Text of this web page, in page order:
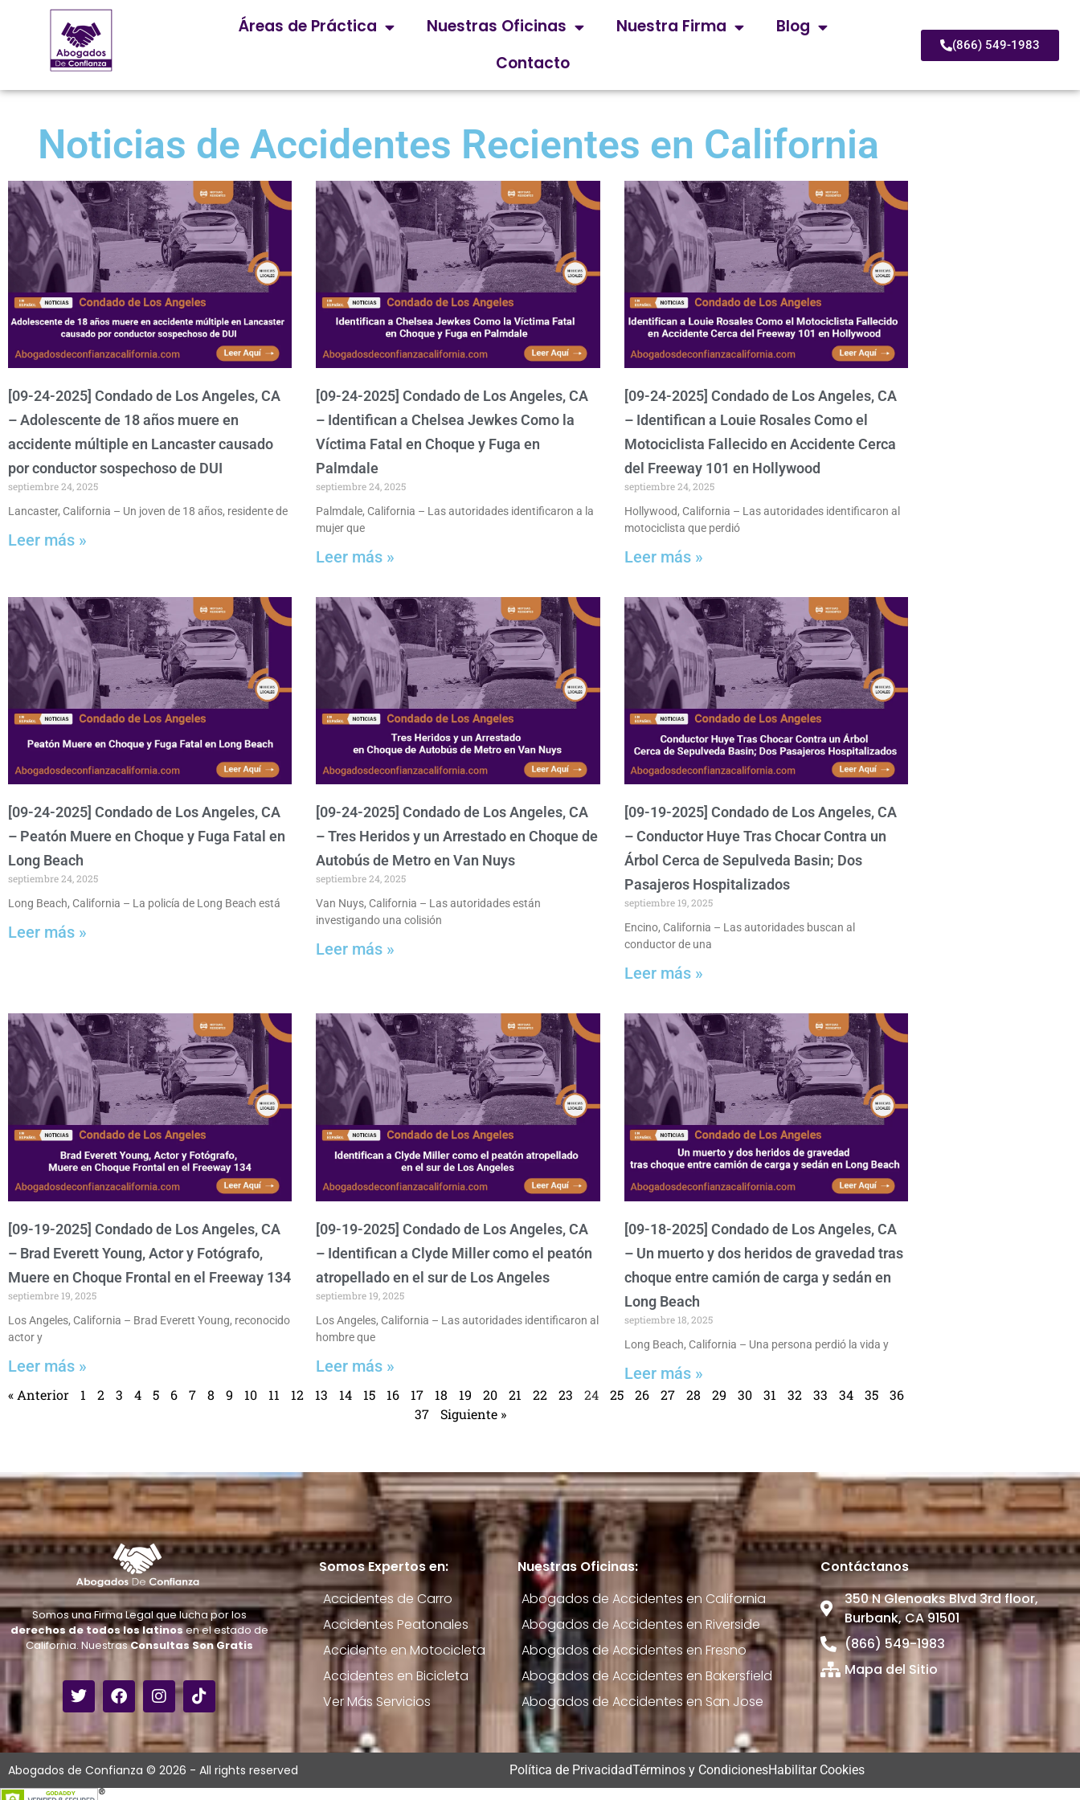
Áreas de Práctica Nuestras Oficinas Nuestra Firma
Blog
Contacto
(866) 549-1983
Noticias de Accidentes Recientes en California
[09-24-2025] Condado de Los Angeles, CA
– Adolescente de 18 años muere en
accidente múltiple en Lancaster causado
por conductor sospechoso de DUI
septiembre 24, 2025
Lancaster, California – Un joven de 18 años, residente de
Leer más »
[09-24-2025] Condado de Los Angeles, CA
– Identifican a Chelsea Jewkes Como la
Víctima Fatal en Choque y Fuga en
Palmdale
septiembre 24, 2025
Palmdale, California – Las autoridades identificaron a la
mujer que
Leer más »
[09-24-2025] Condado de Los Angeles, CA
– Identifican a Louie Rosales Como el
Motociclista Fallecido en Accidente Cerca
del Freeway 101 en Hollywood
septiembre 24, 2025
Hollywood, California – Las autoridades identificaron al
motociclista que perdió
Leer más »
[09-24-2025] Condado de Los Angeles, CA
– Peatón Muere en Choque y Fuga Fatal en
Long Beach
septiembre 24, 2025
Long Beach, California – La policía de Long Beach está
Leer más »
[09-24-2025] Condado de Los Angeles, CA
– Tres Heridos y un Arrestado en Choque de
Autobús de Metro en Van Nuys
septiembre 24, 2025
Van Nuys, California – Las autoridades están
investigando una colisión
Leer más »
[09-19-2025] Condado de Los Angeles, CA
– Conductor Huye Tras Chocar Contra un
Árbol Cerca de Sepulveda Basin; Dos
Pasajeros Hospitalizados
septiembre 19, 2025
Encino, California – Las autoridades buscan al
conductor de una
Leer más »
[09-19-2025] Condado de Los Angeles, CA
– Brad Everett Young, Actor y Fotógrafo,
Muere en Choque Frontal en el Freeway 134
septiembre 19, 2025
Los Angeles, California – Brad Everett Young, reconocido
actor y
Leer más »
[09-19-2025] Condado de Los Angeles, CA
– Identifican a Clyde Miller como el peatón
atropellado en el sur de Los Angeles
septiembre 19, 2025
Los Angeles, California – Las autoridades identificaron al
hombre que
Leer más »
[09-18-2025] Condado de Los Angeles, CA
– Un muerto y dos heridos de gravedad tras
choque entre camión de carga y sedán en
Long Beach
septiembre 18, 2025
Long Beach, California – Una persona perdió la vida y
Leer más »
« Anterior 1 2 3 4 5 6 7 8 9 10 11 12 13 14 15 16 17 18 19 20 21 22 23 24 25 26 27 28 29 30 31 32 33 34 35
36
37
Siguiente »
Somos una Firma Legal que lucha por los
derechos de todos los latinosen el estado de
California. NuestrasConsultas Son Gratis
Somos Expertos en:
Accidentes de Carro
Accidentes Peatonales
Accidente en Motocicleta
Accidentes en Bicicleta
Ver Más Servicios
Nuestras Oficinas:
Abogados de Accidentes en California
Abogados de Accidentes en Riverside
Abogados de Accidentes en Fresno
Abogados de Accidentes en Bakersfield
Abogados de Accidentes en San Jose
Contáctanos
350 N Glenoaks Blvd 3rd floor,
Burbank, CA 91501
(866) 549-1983
Mapa del Sitio
Abogados de Confianza © 2026 - All rights reserved Política de PrivacidadTérminos y CondicionesHabilitar Cookies